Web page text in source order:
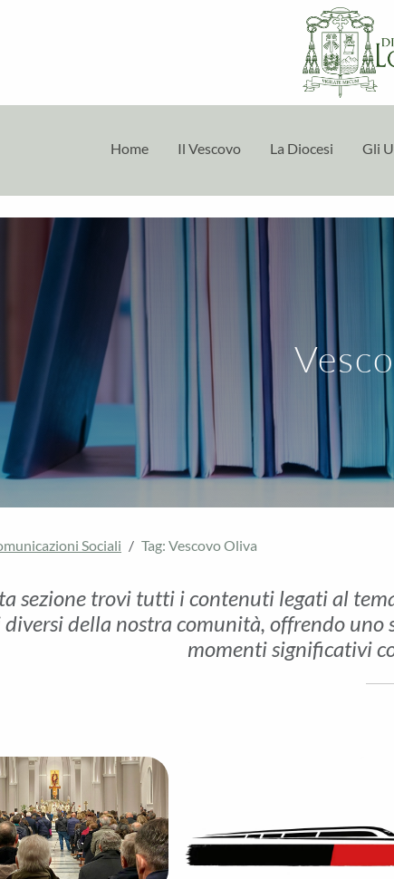
Home Il Vescovo La Diocesi Gli
Sociali Tag: Vescovo Oliva
sezione trovi tutti i contenuti legati al
della nostra comunità, offrendo
momenti significativi